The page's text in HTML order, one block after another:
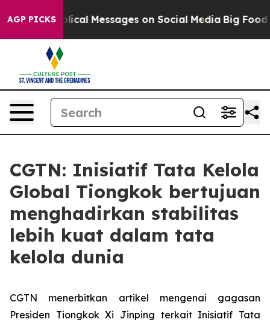
AGP PICKS
Biblical Messages on Social Media Big Food vs.
CGTN: Inisiatif Tata Kelola
Global Tiongkok bertujuan
menghadirkan stabilitas
lebih kuat dalam tata
kelola dunia
CGTN menerbitkan artikel mengenai gagasan
Presiden Tiongkok Xi Jinping terkait Inisiatif Tata